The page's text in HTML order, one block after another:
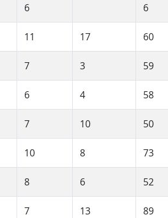
6 6
11 17 60
7 3 59
6 4 58
7 10 50
10 8 73
8 6 52
7 13 89